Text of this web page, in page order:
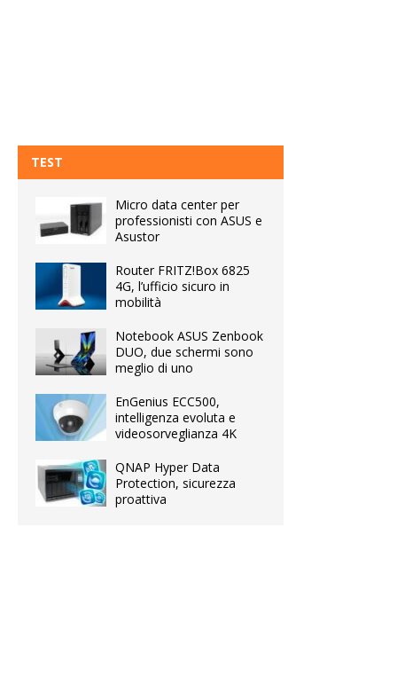
TEST
Micro data center per
professionisti con ASUS e
Asustor
Router FRITZ!Box 6825
4G, l’ufficio sicuro in
mobilità
Notebook ASUS Zenbook
DUO, due schermi sono
meglio di uno
EnGenius ECC500,
intelligenza evoluta e
videosorveglianza 4K
QNAP Hyper Data
Protection, sicurezza
proattiva